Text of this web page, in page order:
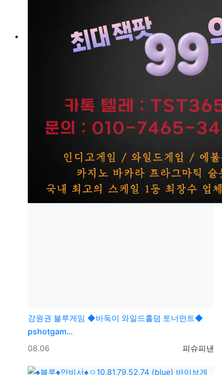
강원권 블루게임 ◆바둑이 와일드홀덤 토너먼트◆
pshotgam…
등록자
피슈피낸
등록일
08.06